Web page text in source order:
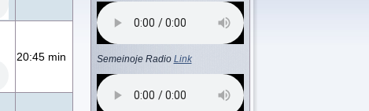
20:45 min
Semeinoje Radio Link